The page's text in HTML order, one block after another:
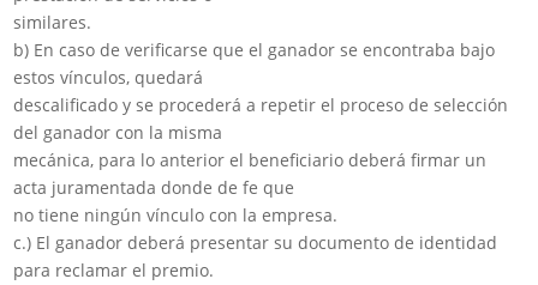
similares.
b) En caso de verificarse que el ganador se encontraba bajo
estos vínculos, quedará
descalificado y se procederá a repetir el proceso de selección
del ganador con la misma
mecánica, para lo anterior el beneficiario deberá firmar un
acta juramentada donde de fe que
no tiene ningún vínculo con la empresa.
c.) El ganador deberá presentar su documento de identidad
para reclamar el premio.